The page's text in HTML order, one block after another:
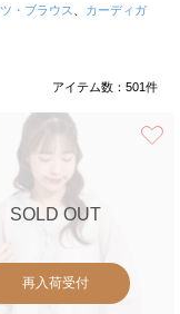
・ブラウス
カーディガ
アイテム数： 501件
SOLD OUT
再入荷受付